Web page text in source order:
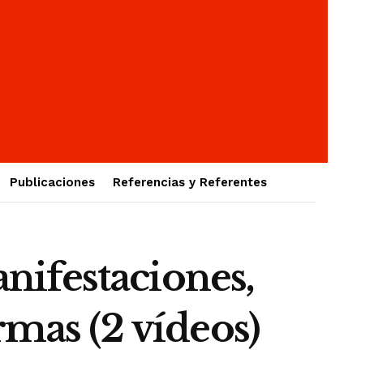
Publicaciones Referencias y Referentes
(2 vídeos)